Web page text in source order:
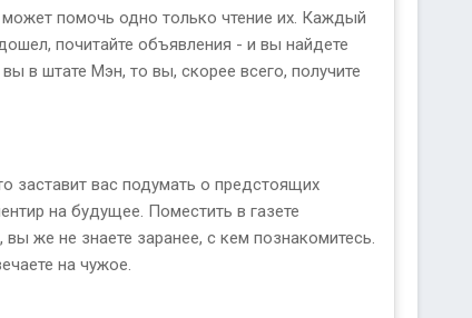
помочь одно только чтение их. Каждый
почитайте объявления - и вы найдете
в штате Мэн, то вы, скорее всего, получите
заставит вас подумать о предстоящих
на будущее. Поместить в газете
же не знаете заранее, с кем познакомитесь.
на чужое.